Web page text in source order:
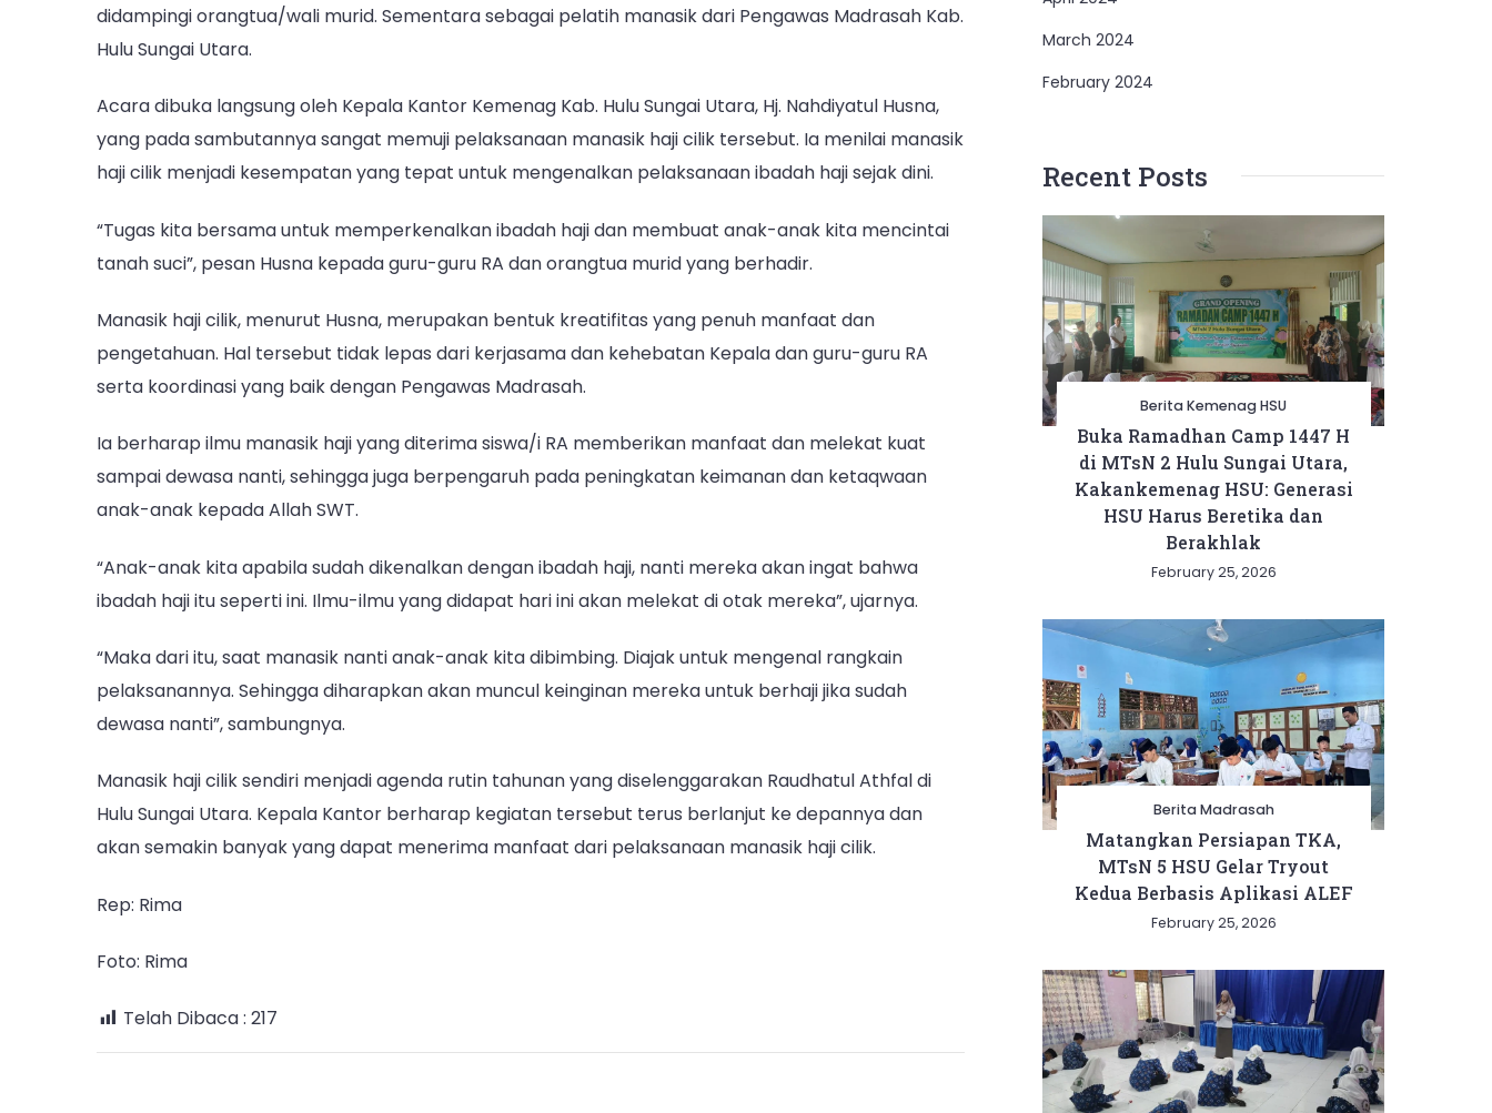
Kenalkan
Dini
didampingi orangtua/wali murid. Sementara sebagai pelatih manasik dari Pengawas Madrasah Kab.
Hulu Sungai Utara.
Acara dibuka langsung oleh Kepala Kantor Kemenag Kab. Hulu Sungai Utara, Hj. Nahdiyatul Husna,
yang pada sambutannya sangat memuji pelaksanaan manasik haji cilik tersebut. Ia menilai manasik
haji cilik menjadi kesempatan yang tepat untuk mengenalkan pelaksanaan ibadah haji sejak dini.
“Tugas kita bersama untuk memperkenalkan ibadah haji dan membuat anak-anak kita mencintai
tanah suci”, pesan Husna kepada guru-guru RA dan orangtua murid yang berhadir.
Manasik haji cilik, menurut Husna, merupakan bentuk kreatifitas yang penuh manfaat dan
pengetahuan. Hal tersebut tidak lepas dari kerjasama dan kehebatan Kepala dan guru-guru RA
serta koordinasi yang baik dengan Pengawas Madrasah.
Ia berharap ilmu manasik haji yang diterima siswa/i RA memberikan manfaat dan melekat kuat
sampai dewasa nanti, sehingga juga berpengaruh pada peningkatan keimanan dan ketaqwaan
anak-anak kepada Allah SWT.
“Anak-anak kita apabila sudah dikenalkan dengan ibadah haji, nanti mereka akan ingat bahwa
ibadah haji itu seperti ini. Ilmu-ilmu yang didapat hari ini akan melekat di otak mereka”, ujarnya.
“Maka dari itu, saat manasik nanti anak-anak kita dibimbing. Diajak untuk mengenal rangkain
pelaksanannya. Sehingga diharapkan akan muncul keinginan mereka untuk berhaji jika sudah
dewasa nanti”, sambungnya.
Manasik haji cilik sendiri menjadi agenda rutin tahunan yang diselenggarakan Raudhatul Athfal di
Hulu Sungai Utara. Kepala Kantor berharap kegiatan tersebut terus berlanjut ke depannya dan
akan semakin banyak yang dapat menerima manfaat dari pelaksanaan manasik haji cilik.
Rep: Rima
Foto: Rima
Telah Dibaca : 217
March 2024
February 2024
Recent Posts
Berita Kemenag HSU
Buka Ramadhan Camp 1447 H
di MTsN 2 Hulu Sungai Utara,
Kakankemenag HSU: Generasi
HSU Harus Beretika dan
Berakhlak
February 25, 2026
Berita Madrasah
Matangkan Persiapan TKA,
MTsN 5 HSU Gelar Tryout
Kedua Berbasis Aplikasi ALEF
February 25, 2026